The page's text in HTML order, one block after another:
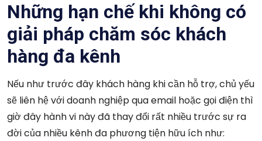
Những hạn chế khi không có
giải pháp chăm sóc khách
hàng đa kênh
Nếu như trước đây khách hàng khi cần hỗ trợ, chủ yếu
sẽ liên hệ với doanh nghiệp qua email hoặc gọi điện thì
giờ đây hành vi này đã thay đổi rất nhiều trước sự ra
đời của nhiều kênh đa phương tiện hữu ích như: